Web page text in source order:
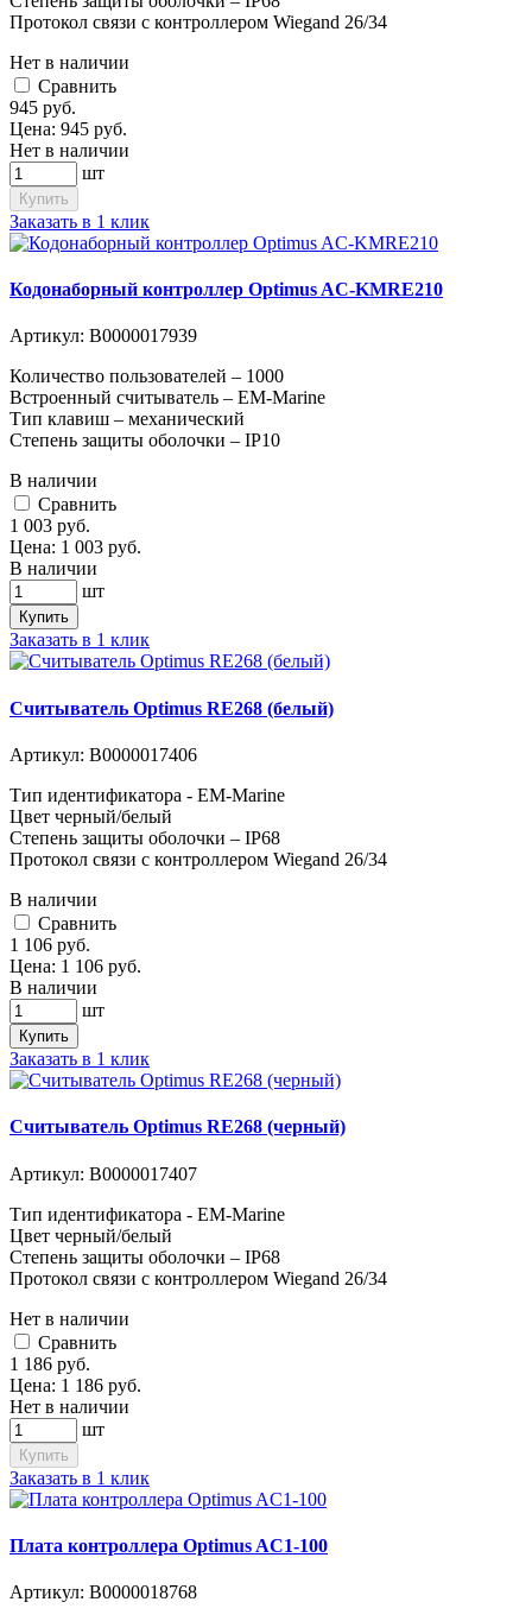
Протокол связи с контроллером Wiegand 26/34
Нет в наличии
Cравнить
945 руб.
Цена: 945 руб.
Нет в наличии
шт
Купить
Заказать в 1 клик
Кодонаборный контроллер Optimus AC-KMRE210
Артикул: В0000017939
Количество пользователей – 1000
Встроенный считыватель – EM-Marine
Тип клавиш – механический
Степень защиты оболочки – IP10
В наличии
Cравнить
1 003 руб.
Цена: 1 003 руб.
В наличии
шт
Купить
Заказать в 1 клик
Считыватель Optimus RE268 (белый)
Артикул: В0000017406
Тип идентификатора - EM-Marine
Цвет черный/белый
Степень защиты оболочки – IP68
Протокол связи с контроллером Wiegand 26/34
В наличии
Cравнить
1 106 руб.
Цена: 1 106 руб.
В наличии
шт
Купить
Заказать в 1 клик
Считыватель Optimus RE268 (черный)
Артикул: В0000017407
Тип идентификатора - EM-Marine
Цвет черный/белый
Степень защиты оболочки – IP68
Протокол связи с контроллером Wiegand 26/34
Нет в наличии
Cравнить
1 186 руб.
Цена: 1 186 руб.
Нет в наличии
шт
Купить
Заказать в 1 клик
Плата контроллера Optimus AC1-100
Артикул: В0000018768